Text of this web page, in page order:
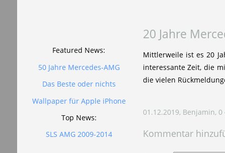
Featured News:
50 Jahre Mercedes-AMG
Das Beste oder nichts
Wallpaper für Apple iPhone
Top News:
SLS AMG 2009-2014
20 Jahre
Mittlerweile ist es 20
interessante Zeit, die
die vielen
01.12.2019, Benjamin,
Kommentar